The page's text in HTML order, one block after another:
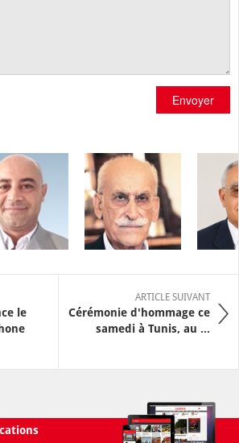
Envoyer
le
ARTICLE SUIVANT
Cérémonie d'hommage ce
samedi à Tunis, au ...